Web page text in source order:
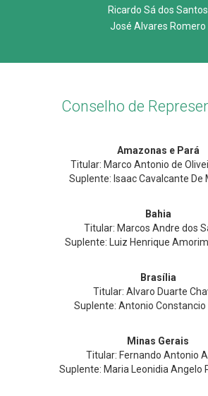
Ricardo Sá dos Santos
José Alvares Romero
Conselho de
Amazonas e Pará
Titular: Marco Antonio de
Suplente: Isaac Cavalcante De
Bahia
Titular: Marcos Andre dos
Suplente: Luiz Henrique
Brasília
Titular: Alvaro Duarte
Suplente: Antonio Constancio
Minas Gerais
Titular: Fernando Antonio
Suplente: Maria Leonidia Angelo